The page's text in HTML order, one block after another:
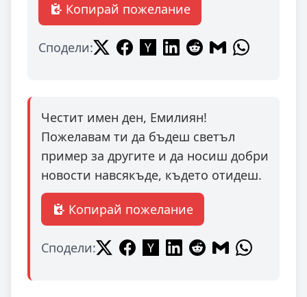
Копирай пожелание
Сподели:
Честит имен ден, Емилиян!
Пожелавам ти да бъдеш светъл
пример за другите и да носиш добри
новости навсякъде, където отидеш.
Копирай пожелание
Сподели: